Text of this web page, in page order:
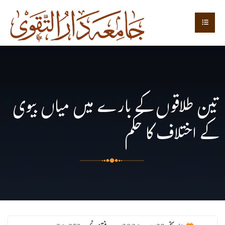
تین طلاقوں کے بارے میں میاں بیوی
کے اختلاف کا حکم